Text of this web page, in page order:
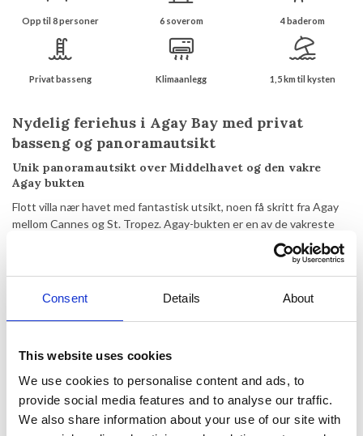
Consent Details About
This website uses cookies
We use cookies to personalise content and ads, to
provide social media features and to analyse our traffic.
We also share information about your use of our site with
Opp til 8 personer 6 soverom 4 baderom
Privat basseng Klimaanlegg 1,5 km til kysten
Nydelig feriehus i Agay Bay med privat
basseng og panoramautsikt
Unik panoramautsikt over Middelhavet og den vakre
Agay bukten
Flott villa nær havet med fantastisk utsikt, noen få skritt fra Agay
mellom Cannes og St. Tropez. Agay-bukten er en av de vakreste
ved den franske rivieraen, fordi den naturlige inngangen til Estérel-
fjellene er her. I Agay er det tre sandstrender, en lille marina,
vannsport, restauranter og butikker. Samtidig ligger Agay-bukten
ved inngangen til Estérel-fjellene, og man blir derfor også invitert til
mot sør som gjør at man kan nyte solen hele dagen. Det store
bassenget (10x5m) er omgitt av en stor terrasse med
panoramautsikt over havet, havnen og inngangen til Esterel-
fjellene. Ved siden av bassenget er det også en stor overbygd
terrasse med spiseplass og gassgrill.